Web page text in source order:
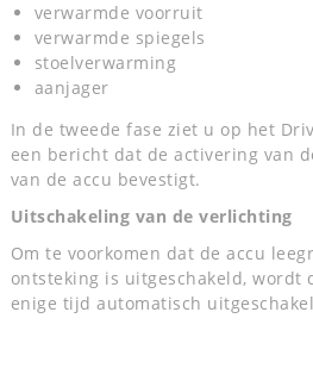
verwarmde voorruit
verwarmde spiegels
stoelverwarming
aanjager
In de tweede fase ziet u op het
een bericht dat de activering van
van de accu bevestigt.
Uitschakeling van de verlichting
Om te voorkomen dat de accu
ontsteking is uitgeschakeld, wordt
enige tijd automatisch